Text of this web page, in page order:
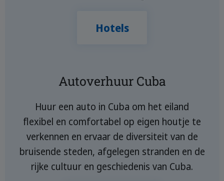
Hotels
Autoverhuur Cuba
Huur een auto in Cuba om het eiland
flexibel en comfortabel op eigen houtje te
verkennen en ervaar de diversiteit van de
bruisende steden, afgelegen stranden en de
rijke cultuur en geschiedenis van Cuba.